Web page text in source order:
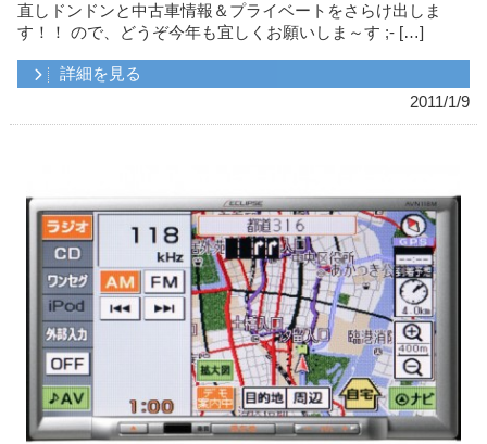
直しドンドンと中古車情報＆プライベートをさらけ出しま
す！！ ので、どうぞ今年も宜しくお願いしま～す ;- […]
詳細を見る
2011/1/9